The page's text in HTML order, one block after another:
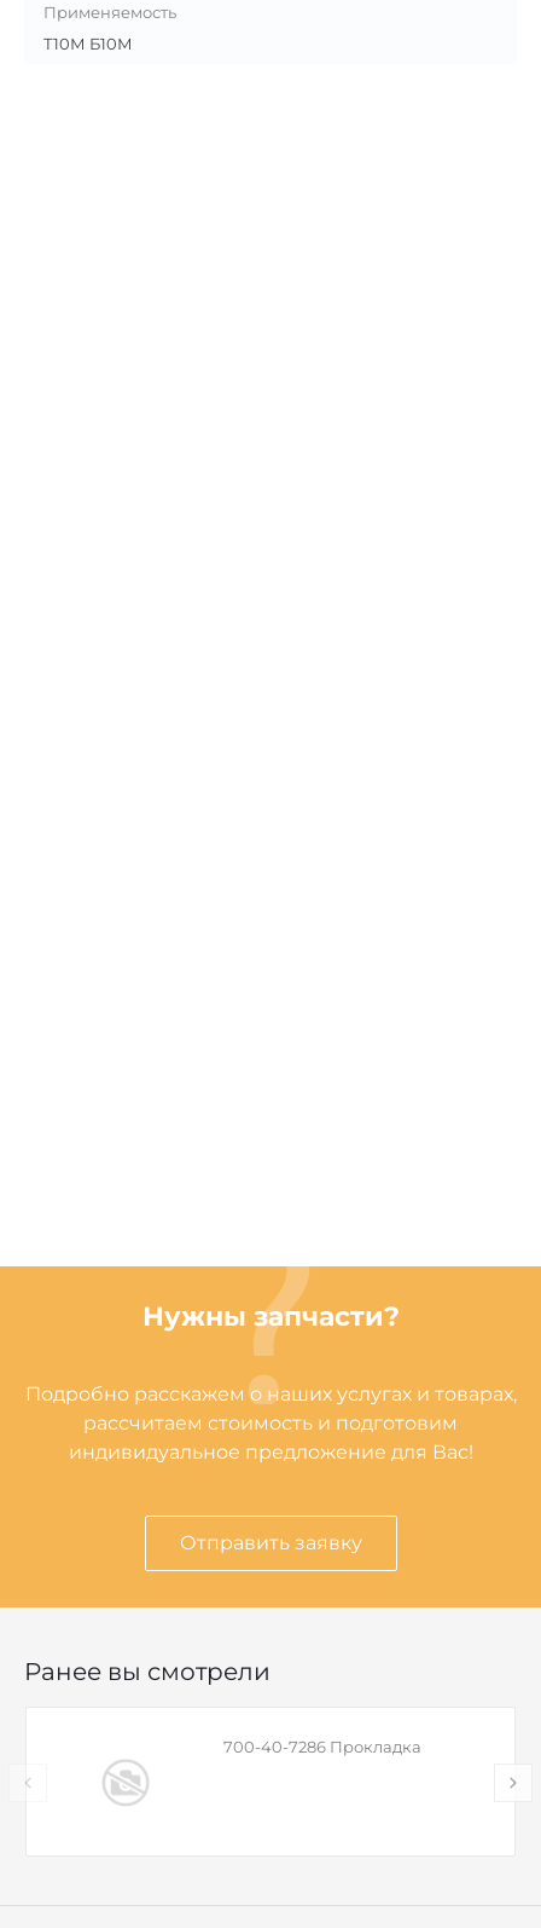
Применяемость
Т10М Б10М
Нужны запчасти?
Подробно расскажем о наших услугах и товарах,
рассчитаем стоимость и подготовим
индивидуальное предложение для Вас!
Отправить заявку
Ранее вы смотрели
700-40-7286 Прокладка